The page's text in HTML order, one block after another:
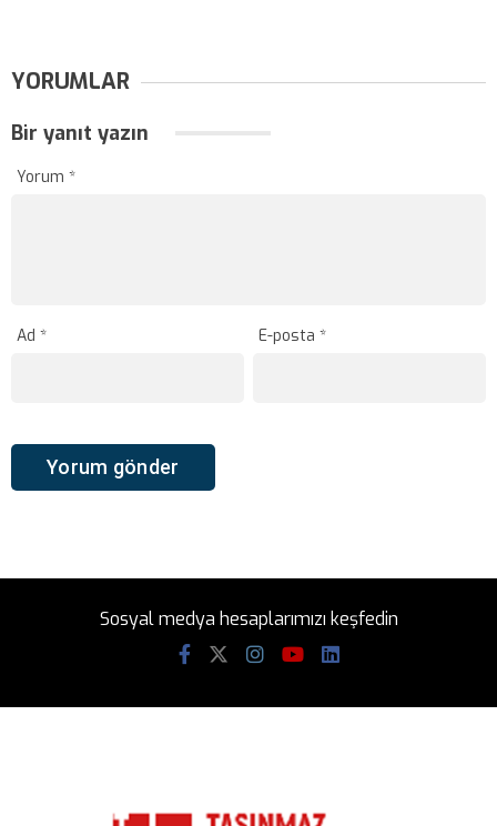
YORUMLAR
Bir yanıt yazın
Yorum *
Ad * E-posta*
Sosyal medya hesaplarımızı keşfedin